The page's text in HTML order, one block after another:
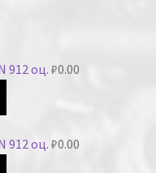
912 оц. ₽0.00
912 оц. ₽0.00